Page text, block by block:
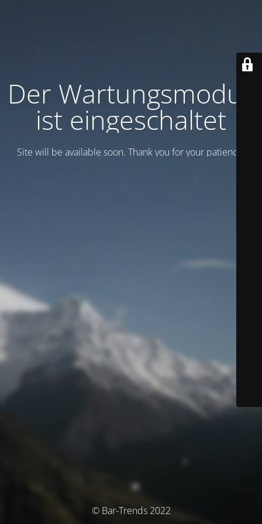
Der Wartungsmodus
ist eingeschaltet
Site will be available soon. Thank you for your patience!
© Bar-Trends 2022